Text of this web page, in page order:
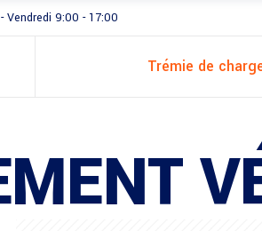
Vendredi 9:00 - 17:00
Trémie de